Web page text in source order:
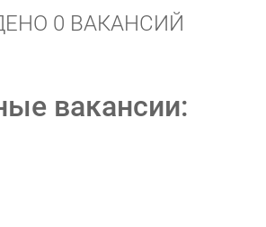
0 ВАКАНСИЙ
вакансии: